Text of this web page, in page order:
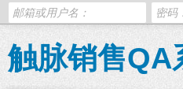
触脉销售QA